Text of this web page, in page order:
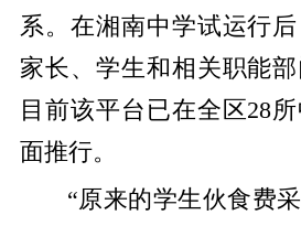
系。在湘南中学试运行后
家长、学生和相关职能部
目前该平台已在全区28
面推行。
“原来的学生伙食费